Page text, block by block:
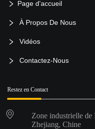
Page d'accueil
À Propos De Nous
Vidéos
Contactez-Nous
Restez en Contact
Zone industrielle de
Zhejiang, Chine